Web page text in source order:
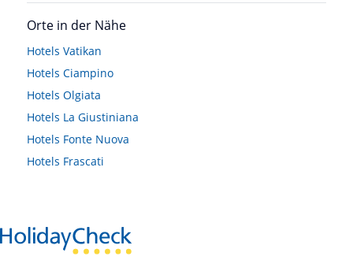
Orte in der Nähe
Hotels Vatikan
Hotels Ciampino
Hotels Olgiata
Hotels La Giustiniana
Hotels Fonte Nuova
Hotels Frascati